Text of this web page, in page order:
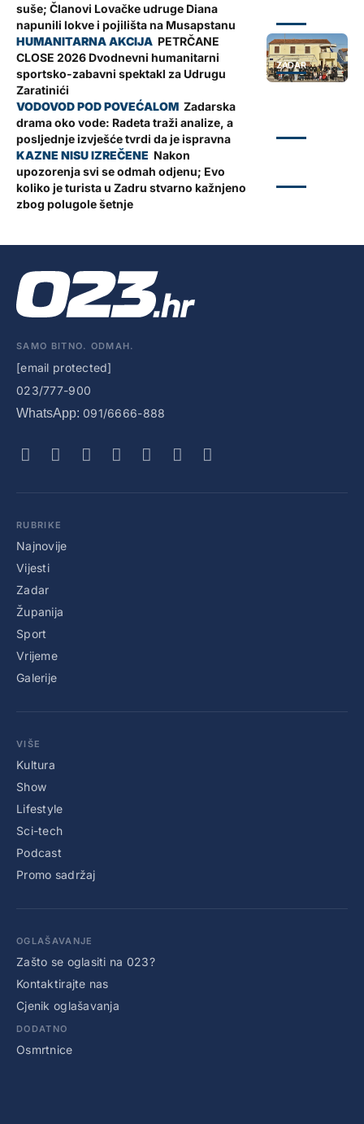
suše; Članovi Lovačke udruge Diana
napunili lokve i pojilišta na Musapstanu
ZADAR
PETRČANE
CLOSE 2026 Dvodnevni humanitarni
sportsko-zabavni spektakl za Udrugu
Zaratinići
Zadarska
drama oko vode: Radeta traži analize, a
posljednje izvješće tvrdi da je ispravna
Nakon
upozorenja svi se odmah odjenu; Evo
koliko je turista u Zadru stvarno kažnjeno
zbog polugole šetnje
SAMO BITNO. ODMAH.
[email protected]
023/777-900
WhatsApp: 091/6666-888
RUBRIKE
Najnovije
Vijesti
Zadar
Županija
Sport
Vrijeme
Galerije
VIŠE
Kultura
Show
Lifestyle
Sci-tech
Podcast
Promo sadržaj
OGLAŠAVANJE
Zašto se oglasiti na 023?
Kontaktirajte nas
Cjenik oglašavanja
DODATNO
Osmrtnice